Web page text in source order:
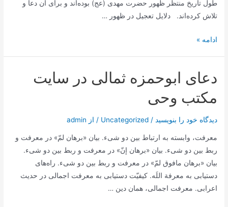
زمان
کلام
طول تاریخ منتظر ظهور حضرت مهدی (عج) بوده‌اند و برای آن دعا و
تلاش کرده‌اند. دلایل تعجیل در ظهور …
تعجیل
ادامه »
دعای ابوحمزه ثمالی در سایت
مکتب وحی
دیدگاه‌ خود را بنویسید /
Uncategorized / از admin
معرفت، وابسته به ارتباط بین دو شیء. بیان «برهان لمّ» در معرفت و
ربط بین دو شیء. بیان «برهان إنّ» در معرفت و ربط بین دو شیء.
بیان «برهان مافوق لمّ» در معرفت و ربط بین دو شیء. راه‌های
دستیابی به معرفة اللَه. کیفیّت دستیابی به معرفت اجمالی در حدیث
اعرابی. معرفت اجمالی، همان دین …